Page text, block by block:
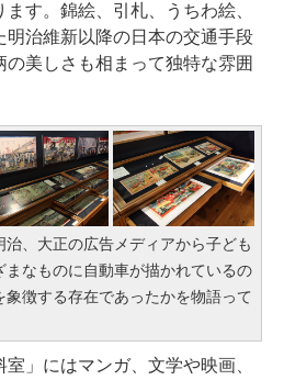
す。錦絵、引札、うちわ絵、
明治維新以降の日本の交通手段
美しさも相まって独特な雰囲
、大正の広告メディアから子ども
まなものに自動車が描かれているの
徴する存在であったかを物語って
」にはマンガ、文学や映画、